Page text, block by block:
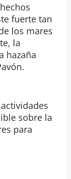
fuerte tan
los mares
la
hazaña
sobre la
para